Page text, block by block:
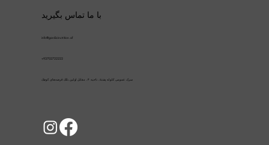
با ما تماس بگیرید
info@gardizinutrition.af
+93702722222
سرک عمومی کلوله پشتۀ، ناحیه ۴، مقابل اولین بانک قرضه‌های کوچک